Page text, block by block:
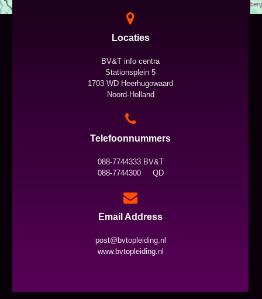
Locaties
BV&T info centra
Stationsplein 5
1703 WD Heerhugowaard
Noord-Holland
Telefoonnummers
088-7744333 BV&T
088-7744300 QD
Email Address
post@bvtopleiding.nl
www.bvtopleiding.nl